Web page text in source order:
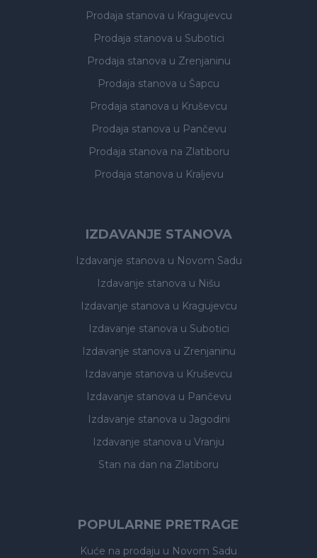
Prodaja stanova u Kragujevcu
Prodaja stanova u Subotici
Prodaja stanova u Zrenjaninu
Prodaja stanova u Šapcu
Prodaja stanova u Kruševcu
Prodaja stanova u Pančevu
Prodaja stanova na Zlatiboru
Prodaja stanova u Kraljevu
IZDAVANJE STANOVA
Izdavanje stanova u Novom Sadu
Izdavanje stanova u Nišu
Izdavanje stanova u Kragujevcu
Izdavanje stanova u Subotici
Izdavanje stanova u Zrenjaninu
Izdavanje stanova u Kruševcu
Izdavanje stanova u Pančevu
Izdavanje stanova u Jagodini
Izdavanje stanova u Vranju
Stan na dan na Zlatiboru
POPULARNE PRETRAGE
Kuće na prodaju u Novom Sadu